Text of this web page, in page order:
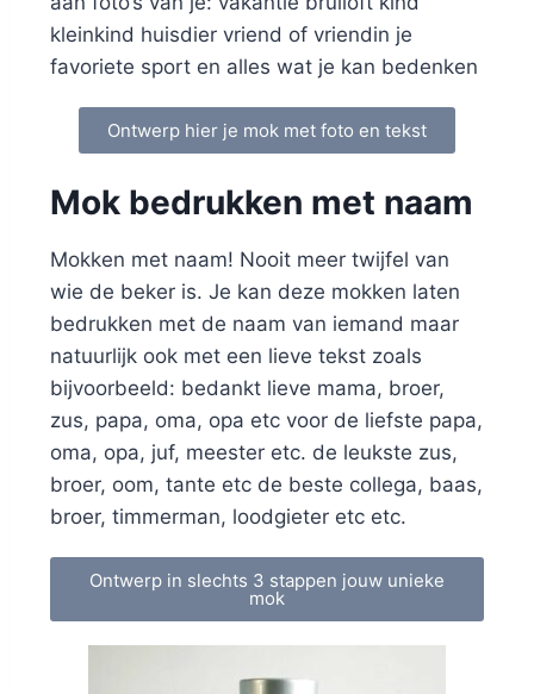
kleinkind huisdier vriend of vriendin je
favoriete sport en alles wat je kan bedenken
Ontwerp hier je mok met foto en tekst
Mok bedrukken met naam
Mokken met naam! Nooit meer twijfel van
wie de beker is. Je kan deze mokken laten
bedrukken met de naam van iemand maar
natuurlijk ook met een lieve tekst zoals
bijvoorbeeld: bedankt lieve mama, broer,
zus, papa, oma, opa etc voor de liefste papa,
oma, opa, juf, meester etc. de leukste zus,
broer, oom, tante etc de beste collega, baas,
broer, timmerman, loodgieter etc etc.
Ontwerp in slechts 3 stappen jouw unieke
mok